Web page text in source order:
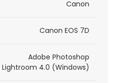
Canon
Canon EOS 7D
Adobe Photoshop
Lightroom 4.0 (Windows)